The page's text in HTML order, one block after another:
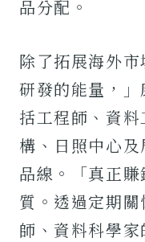
品分配。
除了拓展海外
研發的能量，
括工程師、資
構、日照中心
品線。「真正
質。透過定期
師、資料科學